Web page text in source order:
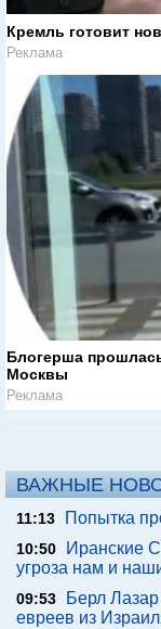
Кремль готовит
Реклама
Блогерша
Москвы
Реклама
ВАЖНЫЕ
11:13 Попытка
10:50
Иранские
угроза нам и
09:53
Берл
евреев из